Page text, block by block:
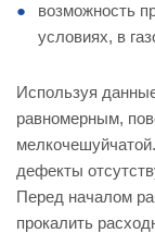
возможность
условиях, в
Используя
равномерным,
дефекты
Перед началом
прокалить